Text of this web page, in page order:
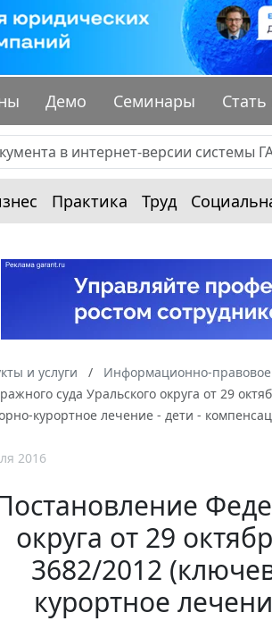
Демо Семинары
Практика Труд
и услуги Информационно-
суда Уральского округа от 29
курортное лечение - дети -
2016
округа от 29
3682/2012
курортное